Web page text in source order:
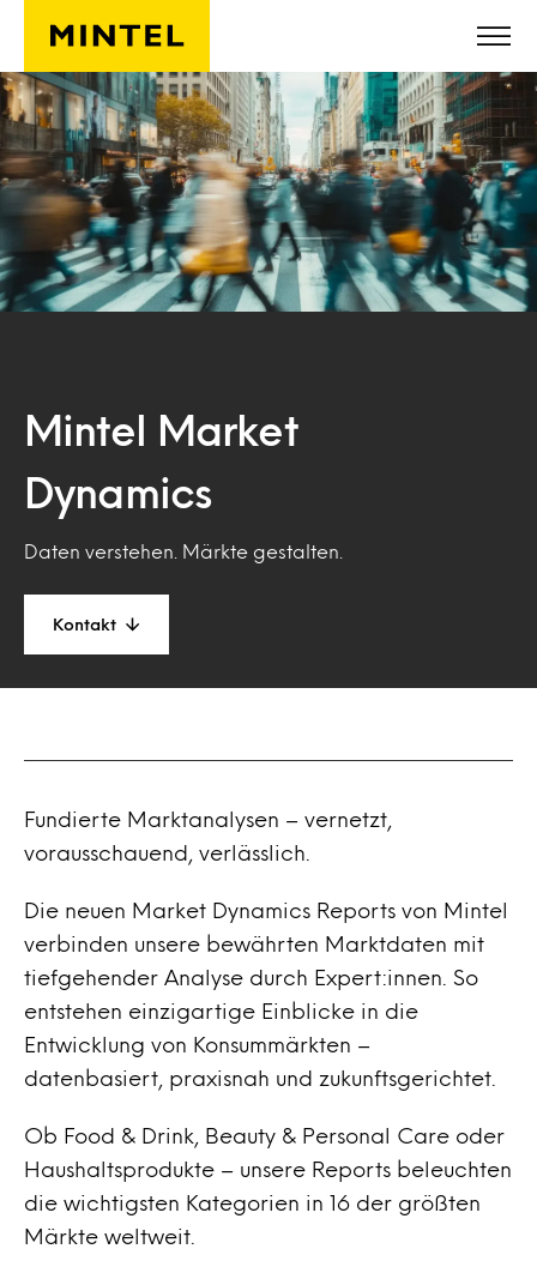
Skip to main content
Mintel Market
Dynamics
Daten verstehen. Märkte gestalten.
Kontakt
Fundierte Marktanalysen – vernetzt,
vorausschauend, verlässlich.
Die neuen Market Dynamics Reports von Mintel
verbinden unsere bewährten Marktdaten mit
tiefgehender Analyse durch Expert:innen. So
entstehen einzigartige Einblicke in die
Entwicklung von Konsummärkten –
datenbasiert, praxisnah und zukunftsgerichtet.
Ob Food & Drink, Beauty & Personal Care oder
Haushaltsprodukte – unsere Reports beleuchten
die wichtigsten Kategorien in 16 der größten
Märkte weltweit.